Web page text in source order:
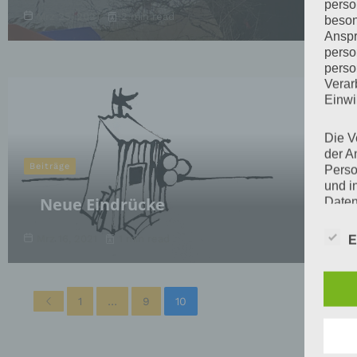
Mrz 25, 2021 2 min read
Beiträge
Neue Eindrücke
1 min read
1 … 9 10
Die
der
und
uns
Wir